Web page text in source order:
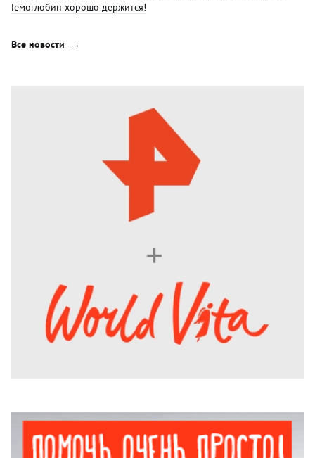
Гемоглобин хорошо держится!
Все новости